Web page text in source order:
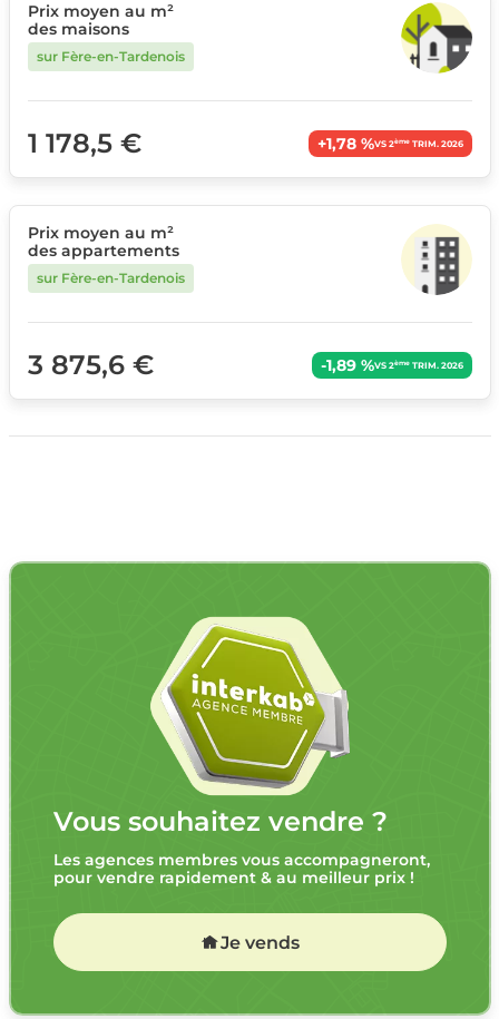
Prix moyen au m²
des maisons
sur Fère-en-Tardenois
1 178,5 € +1,78 %VS 2èmeTRIM. 2026
Prix moyen au m²
des appartements
sur Fère-en-Tardenois
3 875,6 € -1,89 %VS 2èmeTRIM. 2026
Vous souhaitez vendre ?
Les agences membres vous accompagneront,
pour vendre rapidement & au meilleur prix !
Je vends